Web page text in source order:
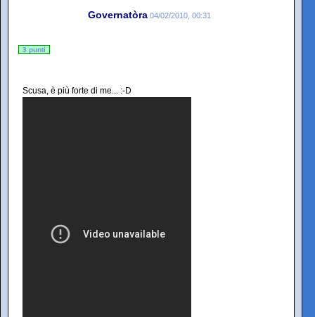
Governatòra 04/02/2010, 00:31
3 punti
Scusa, è più forte di me... :-D